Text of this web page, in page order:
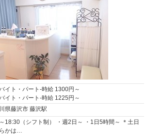
イト・パート-時給 1300円～
イト・パート-時給 1225 円～
県藤沢市 藤沢駅
18:30（シフト制） ・週2日～ ・1日5時間～ ＊土日
かは…